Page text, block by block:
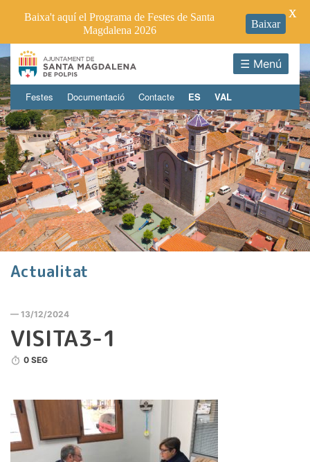
☰ Menú
Festes Documentació Contacte ES VAL
Actualitat
— 13/12/2024
VISITA3-1
0 SEG
Baixa't aquí el Programa de Festes de Santa
Magdalena 2026
Baixar
X